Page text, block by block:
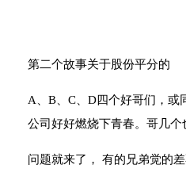
第二个故事关于股份平分的
A、B、C、D四个好哥们，或
公司好好燃烧下青春。哥几
问题就来了， 有的兄弟觉的